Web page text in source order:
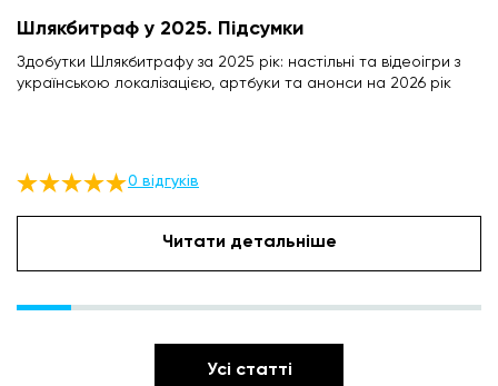
Шлякбитраф у 2025. Підсумки
Здобутки Шлякбитрафу за 2025 рік: настільні та відеоігри з
українською локалізацією, артбуки та анонси на 2026 рік
0 відгуків
Читати детальніше
Усі статті